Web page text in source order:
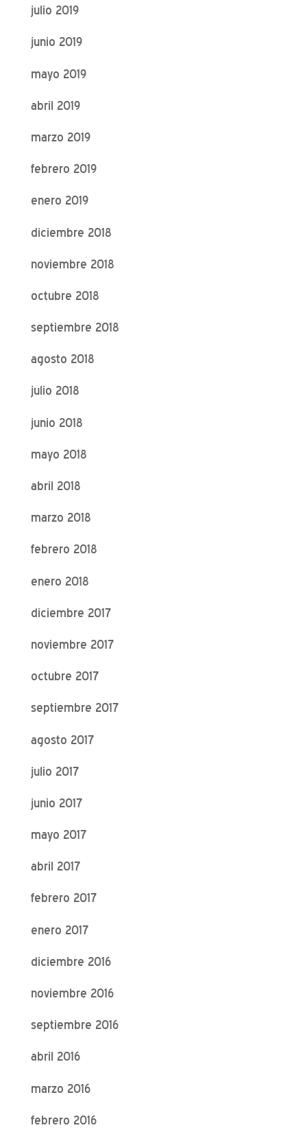
julio 2019
junio 2019
mayo 2019
abril 2019
marzo 2019
febrero 2019
enero 2019
diciembre 2018
noviembre 2018
octubre 2018
septiembre 2018
agosto 2018
julio 2018
junio 2018
mayo 2018
abril 2018
marzo 2018
febrero 2018
enero 2018
diciembre 2017
noviembre 2017
octubre 2017
septiembre 2017
agosto 2017
julio 2017
junio 2017
mayo 2017
abril 2017
febrero 2017
enero 2017
diciembre 2016
noviembre 2016
septiembre 2016
abril 2016
marzo 2016
febrero 2016